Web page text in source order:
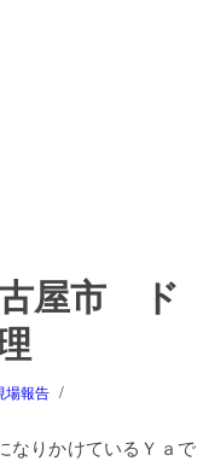
屋市 ド
場報告 /
なりかけているＹａで